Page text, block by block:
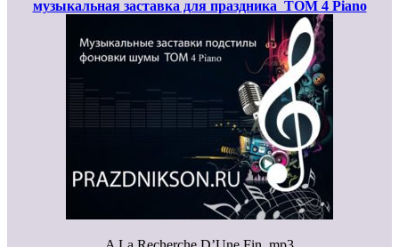
музыкальная заставка для праздника ТОМ 4 Piano